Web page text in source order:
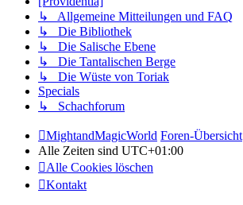
↳ Allgemeine Mitteilungen und FAQ
↳ Die Bibliothek
↳ Die Salische Ebene
↳ Die Tantalischen Berge
↳ Die Wüste von Toriak
Specials
↳ Schachforum
MightandMagicWorld Foren-Übersicht
Alle Zeiten sind UTC+01:00
Alle Cookies löschen
Kontakt